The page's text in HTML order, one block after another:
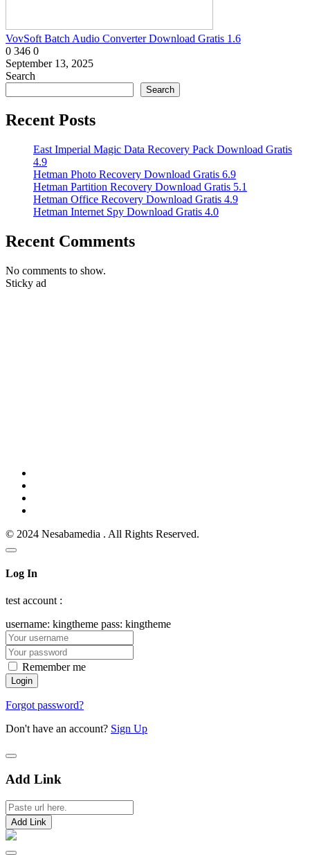
VovSoft Batch Audio Converter Download Gratis 1.6
0 346 0
September 13, 2025
Search
Search
Recent Posts
East Imperial Magic Data Recovery Pack Download Gratis
4.9
Hetman Photo Recovery Download Gratis 6.9
Hetman Partition Recovery Download Gratis 5.1
Hetman Office Recovery Download Gratis 4.9
Hetman Internet Spy Download Gratis 4.0
Recent Comments
No comments to show.
Sticky ad
© 2024 Nesabamedia . All Rights Reserved.
Log In
test account :
username: kingtheme pass: kingtheme
Remember me
Forgot password?
Don't have an account? Sign Up
Add Link
Add Link